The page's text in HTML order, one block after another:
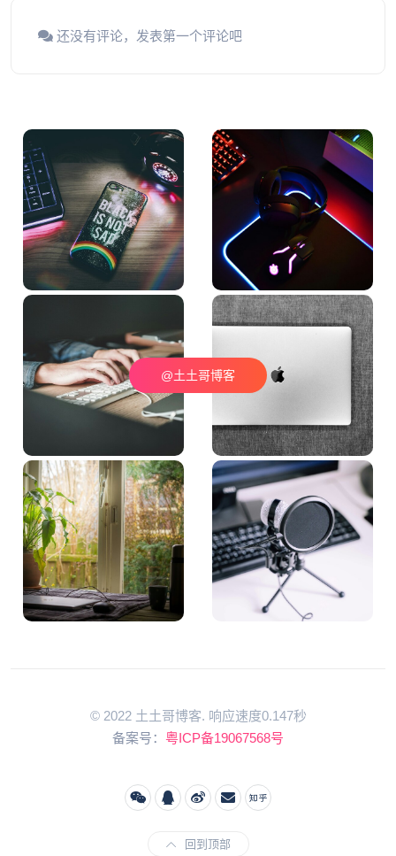
还没有评论，发表第一个评论吧
@土土哥博客
© 2022 土土哥博客. 响应速度0.147秒
备案号： 粤ICP备19067568号
回到顶部